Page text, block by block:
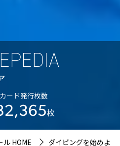
ード発行枚数
枚
ル HOME ダイビングを始めよう